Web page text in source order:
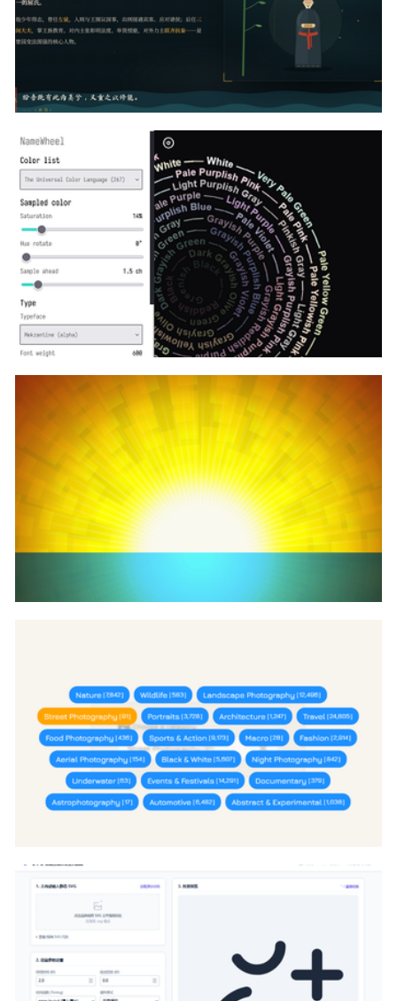
svg+gsap实现国风端午节由来动画讲解全屏幻灯片代码
svg+css颜色名文字围成圆盘代码
svg+css美化select下拉选择框代码